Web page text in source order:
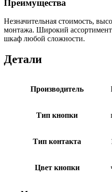
Преимущества
Незначительная стоимость,
монтажа. Широкий ассортимент
шкаф любой сложности.
Детали
Производитель
Тип кнопки
Тип контакта
Цвет кнопки